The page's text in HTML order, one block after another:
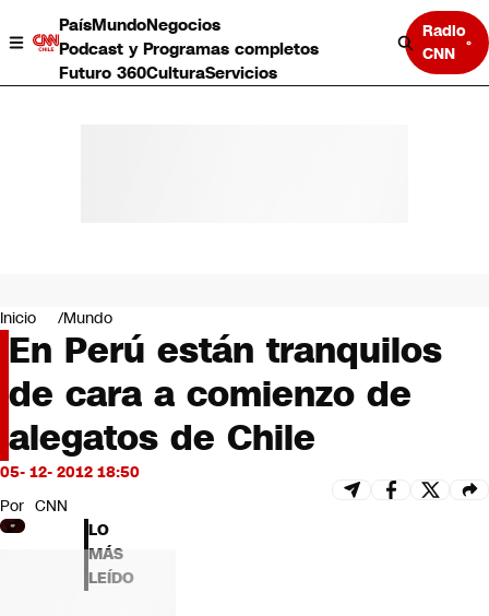
PaísMundoNegocios
Podcast y Programas completos
Futuro 360CulturaServicios
Radio
CNN
Negocios
Deportes
Programas completos
Cultura
Servicios
Bits
CNN Data
CNN tiempo
Futuro 360
Opinión
Inicio Mundo
En Perú están tranquilos
de cara a comienzo de
alegatos de Chile
05- 12- 2012 18:50
Por CNN
LO
MÁS
LEÍDO